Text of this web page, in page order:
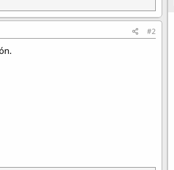
#2